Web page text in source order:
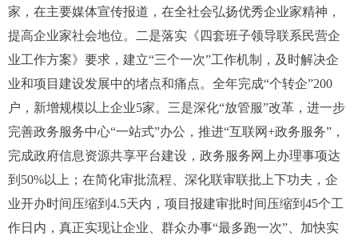
家，在主要媒体宣传报道，在全社会弘扬优秀企业家精神，
提高企业家社会地位。二是落实《四套班子领导联系民营企
业工作方案》要求，建立“三个一次”工作机制，及时解决企
业和项目建设发展中的堵点和痛点。全年完成“个转企”200
户，新增规模以上企业5家。三是深化“放管服”改革，进一步
完善政务服务中心“一站式”办公，推进“互联网+政务服务”，
完成政府信息资源共享平台建设，政务服务网上办理事项达
到 50%以上；在简化审批流程、深化联审联批上下功夫，企
业开办时间压缩到 4.5天内，项目报建审批时间压缩到 45个工
作日内，真正实现让企业、群众办事“最多跑一次”、加快实